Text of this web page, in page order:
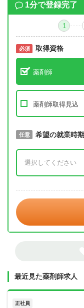
1分で登録完了
1
必須 取得資格
薬剤師
薬剤師取得見込
必須 取得予定年
任意 希望の就業時期
最近見た薬剤師求人
正社員